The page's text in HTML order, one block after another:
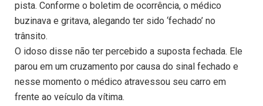
pista. Conforme o boletim de ocorrência, o médico
buzinava e gritava, alegando ter sido ‘fechado’ no
trânsito.
O idoso disse não ter percebido a suposta fechada. Ele
parou em um cruzamento por causa do sinal fechado e
nesse momento o médico atravessou seu carro em
frente ao veículo da vítima.